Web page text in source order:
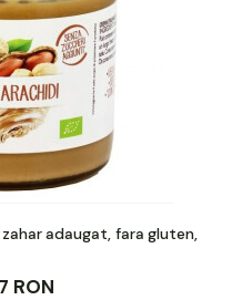
adaugat, fara gluten,
RON